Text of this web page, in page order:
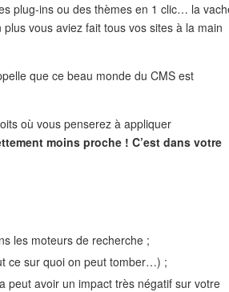
plug-ins ou des thèmes en 1 clic… la
vous aviez fait tous vos sites à la main
que ce beau monde du CMS est
où vous penserez à appliquer
moins proche ! C’est dans votre
les moteurs de recherche ;
ce sur quoi on peut tomber…) ;
peut avoir un impact très négatif sur votre